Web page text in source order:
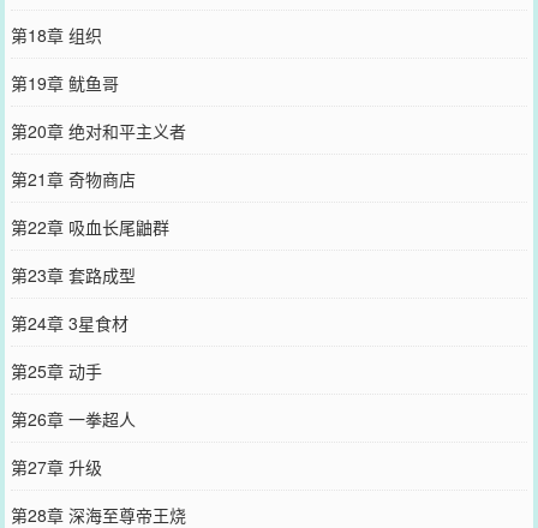
第18章 组织
第19章 鱿鱼哥
第20章 绝对和平主义者
第21章 奇物商店
第22章 吸血长尾鼬群
第23章 套路成型
第24章 3星食材
第25章 动手
第26章 一拳超人
第27章 升级
第28章 深海至尊帝王烧